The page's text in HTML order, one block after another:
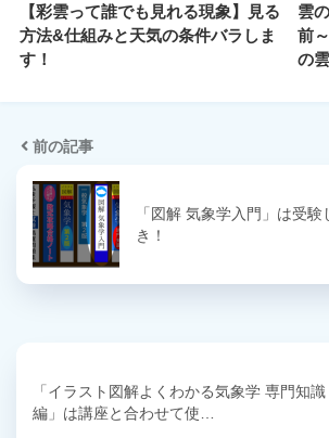
【彩雲って誰でも見れる現象】見る
方法&仕組みと天気の条件バラしま
す！
雲
前
の
前の記事
「図解 気象学入門」は受
き！
「イラスト図解よくわかる気象学 専門知識
編」は講座と合わせて使…